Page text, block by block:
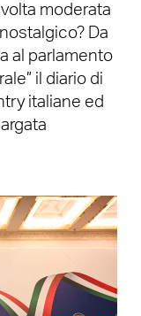
moderata
Da
al parlamento
il diario di
italiane ed